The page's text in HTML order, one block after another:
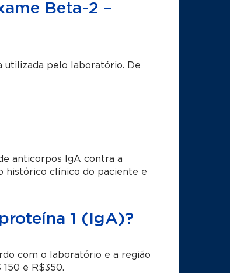
Beta-2 –
utilizada pelo laboratório. De
anticorpos IgA contra a
histórico clínico do paciente e
1 (IgA)?
com o laboratório e a região
e R$350.